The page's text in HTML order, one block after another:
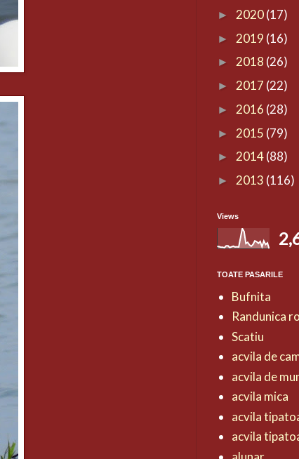
► 2020(17)
► 2019 (16)
► 2018 (26)
► 2017 (22)
► 2016 (28)
► 2015 (79)
► 2014(88)
► 2013 (116)
Views
TOATE PASARILE
Bufnita
Randunica
Scatiu
acvila de
acvila de
acvila mica
acvila
acvila